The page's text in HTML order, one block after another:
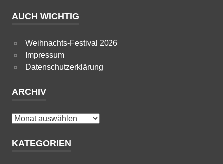
AUCH WICHTIG
Weihnachts-Festival 2026
Impressum
Datenschutzerklärung
ARCHIV
Archiv
KATEGORIEN